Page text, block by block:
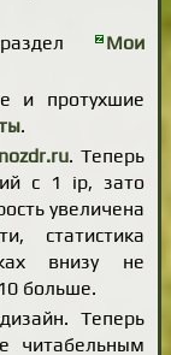
Мои
и протухшие
.
. Теперь
с 1 ip, зато
увеличена
статистика
внизу не
больше.
Теперь
читабельным